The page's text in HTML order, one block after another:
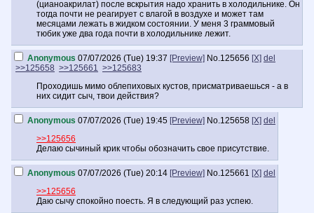
(цианоакрилат) после вскрытия надо хранить в холодильнике. Он
тогда почти не реагирует с влагой в воздухе и может там
месяцами лежать в жидком состоянии. У меня 3 граммовый
тюбик уже два года почти в холодильнике лежит.
Anonymous 07/07/2026 (Tue) 19:37 [Preview] No.125656 [X] del
>>125658 >>125661 >>125683
Проходишь мимо облепиховых кустов, присматриваешься - а в
них сидит сыч, твои действия?
Anonymous 07/07/2026 (Tue) 19:45 [Preview] No.125658 [X] del
>>125656
Делаю сычиный крик чтобы обозначить свое присутствие.
Anonymous 07/07/2026 (Tue) 20:14 [Preview] No.125661 [X] del
>>125656
Даю сычу спокойно поесть. Я в следующий раз успею.